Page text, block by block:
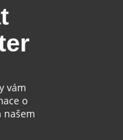
vám
o
našem